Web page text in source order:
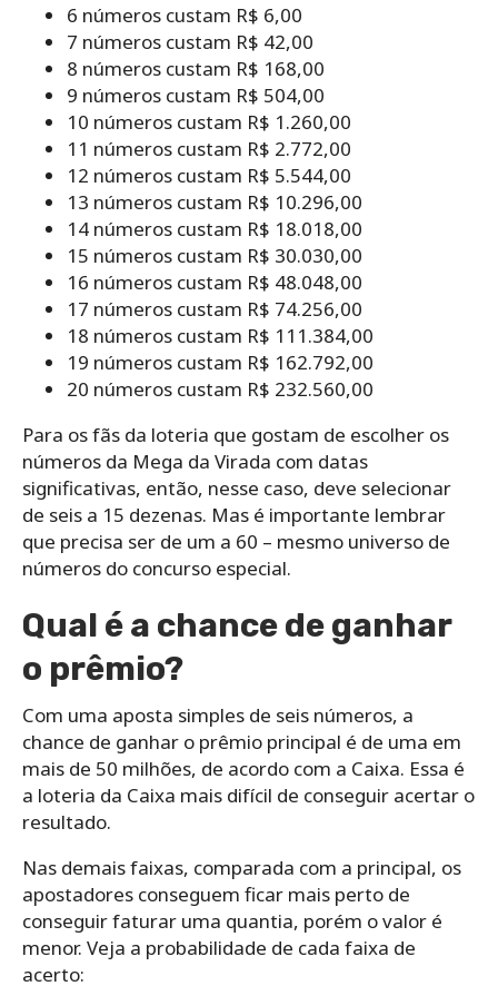
6 números custam R$ 6,00
7 números custam R$ 42,00
8 números custam R$ 168,00
9 números custam R$ 504,00
10 números custam R$ 1.260,00
11 números custam R$ 2.772,00
12 números custam R$ 5.544,00
13 números custam R$ 10.296,00
14 números custam R$ 18.018,00
15 números custam R$ 30.030,00
16 números custam R$ 48.048,00
17 números custam R$ 74.256,00
18 números custam R$ 111.384,00
19 números custam R$ 162.792,00
20 números custam R$ 232.560,00
Para os fãs da loteria que gostam de escolher os
números da Mega da Virada com datas
significativas, então, nesse caso, deve selecionar
de seis a 15 dezenas. Mas é importante lembrar
que precisa ser de um a 60 – mesmo universo de
números do concurso especial.
Qual é a chance de ganhar
o prêmio?
Com uma aposta simples de seis números, a
chance de ganhar o prêmio principal é de uma em
mais de 50 milhões, de acordo com a Caixa. Essa é
a loteria da Caixa mais difícil de conseguir acertar o
resultado.
Nas demais faixas, comparada com a principal, os
apostadores conseguem ficar mais perto de
conseguir faturar uma quantia, porém o valor é
menor. Veja a probabilidade de cada faixa de
acerto: